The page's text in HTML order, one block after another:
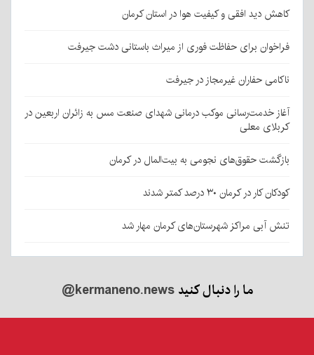
کاهش دید افقی و کیفیت هوا در استان کرمان
فراخوان برای حفاظت فوری از میراث باستانی دشت جیرفت
ناکامی حفاران غیرمجاز در جیرفت
آغاز خدمت‌رسانی موکب درمانی شهدای صنعت مس به زائران اربعین در
کربلای معلی
بازگشت حقوق‌های نجومی به بیت‌المال در کرمان
کودکان کار در کرمان ۳۰ درصد کمتر شدند
تنش آبی مراکز شهرستان‌های کرمان مهار شد
ما را دنبال کنید@kermaneno.news